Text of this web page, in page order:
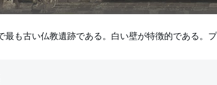
最も古い仏教遺跡である。白い壁が特徴的である。